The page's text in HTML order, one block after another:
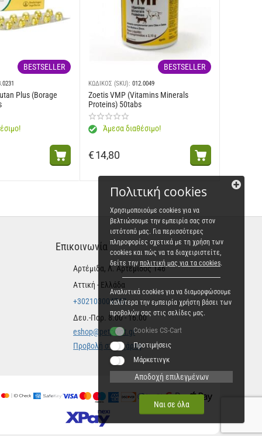
BESTSELLER
Plus (Borage
BESTSELLER
ΚΩΔΙΚΟΣ (SKU): 012.0049
Zoetis VMP (Vitamins Minerals
Proteins) 50tabs
Άμεσα διαθέσιμο!
€14,80
Επικοινωνία
Αρτέμιδα, Λ. Αρτέμιδος 146
Αττική - Ελλάδα
+302103004747
Δευ.-Παρ. 8.00 - 16.00
eshop@petpoint.gr
Προβολή στον χάρτη
Πολιτική cookies
Χρησιμοποιούμε cookies για να
βελτιώσουμε την εμπειρία σας στον
ιστότοπό μας. Για περισσότερες
πληροφορίες σχετικά με τη χρήση των
cookies και πώς να τα διαχειριστείτε,
δείτε την πολιτική μας για τα cookies.
Αναλυτικά cookies για να διαμορφώσουμε
καλύτερα την εμπειρία χρήστη βάσει των
προβολών σας στις σελίδες μας.
Cookies CS-Cart
Προτιμήσεις
Μάρκετινγκ
Αποδοχή επιλεγμένων
Ναι σε όλα